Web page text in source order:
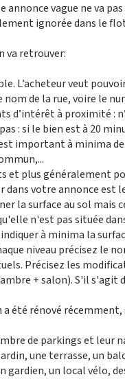
annonce vague ne va
ignorée dans le
va retrouver:
L’acheteur veut
de la rue, voire le
d’intérêt à proximité :
: si le bien est à 20
important à minima
et plus généralement
dans votre annonce
la surface au sol mais
n'est pas située
à minima la
niveau précisez le
Précisez les
+ salon). S'il s'agit
a été rénové
de parkings et leur
une terrasse, un
gardien, un local vélo,